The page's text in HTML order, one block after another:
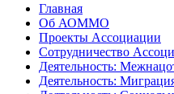
Главная
Об АОММО
Проекты Ассоциации
Сотрудничество
Деятельность:
Деятельность: